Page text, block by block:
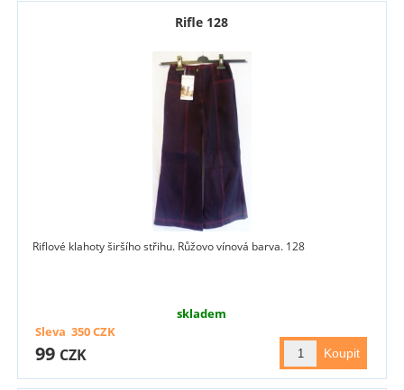
Rifle 128
Riflové klahoty širšího střihu. Růžovo vínová barva. 128
skladem
99 CZK
Sleva 350CZK